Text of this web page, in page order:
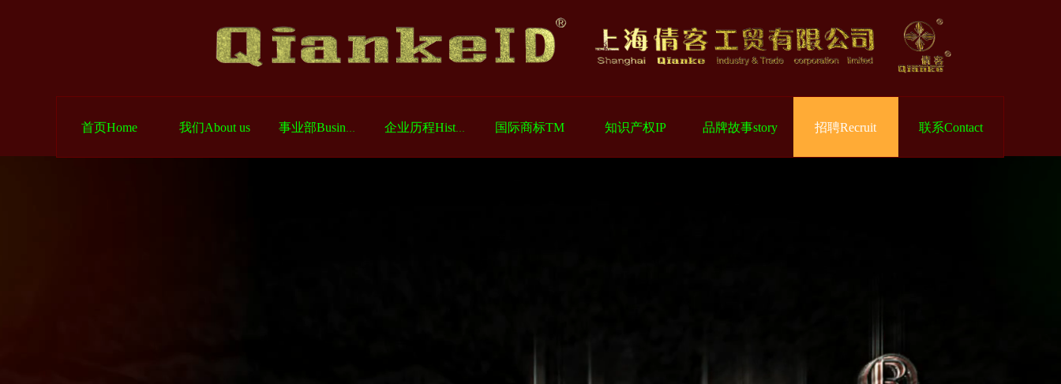
首页Home 我们About us 事业部Business 企业历程History 国际商标TM 知识产权IP 品牌故事story 招聘Recruit 联系Contact